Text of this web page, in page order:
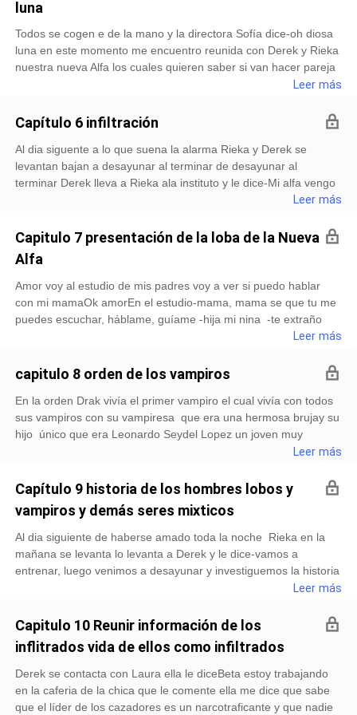
serán por favor siempre cuidaa- Alfa yo siempre la cuidare y
estaré para ellaAlmozaron los 4 juntos el Alfa Mike le dice a
Dereck-Dereck estas preparado para la ceremonia para daerte
el cargo de beta -Si Alfa <
luna
Todos se cogen e de la mano y la directora Sofía dice-oh diosa
luna en este momento me encuentro reunida con Derek y Rieka
nuestra nueva Alfa los cuales quieren saber si van hacer pareja
toda la eternidad ya que toda vía Rieka no ha cumplido los 16
yo la diosa luna les confirmo que van a estar juntos toda la
eternidad y Derek Rieka es tu mate y tu Rieka eres la luna y la
Alfa de Derek y juntos desde ayer tiene que guiar de la mejor
manera a la manada White Wolf y los bendigo por toda la
eternidad, los guiare en cada paso queden recuerda Alfa de
White Wolf que también puedes pedir ayuda a tu madre que es
gracias directora -Rieka puedes tomarte una semana o tener
clases hasta medio dia p
Leer más
Capítulo 6 infiltración
Al dia siguente a lo que suena la alarma Rieka y Derek se
levantan bajan a desayunar al terminar de desayunar al
terminar Derek lleva a Rieka ala instituto y le dice-Mi alfa vengo
por u al medio dia hoy eligire quienes serán los infiltrados yo te
gracias amor recuerda que ellas también son tuyas -si te sientes
triste o tienes ganas de llorar me llamas por el enlace o me
escribes te amo-yo a ti ( se dan un beso apasionado)Rieka se
baja del carro y le dice__-Chao amor cuídate por favor
comunícate conmigo a cada momento-ok princesa me
comunicare contigo en todo momento- te amo preciosaRieka
entra al instituto y Derek fue a reunirse con los mejores
Leer más
Capitulo 7 presentación de la loba de la Nueva
Alfa
Amor voy al estudio de mis padres voy a ver si puedo hablar
con mi mamaOk amorEn el estudio-mama, mama se que tu me
puedes escuchar, háblame, guíame -hija mi nina -te extraño
mama-lo se mi nina, no pudimos despedirnos pro estas
es tu mate -si mama la diosa luna me lo dijo, los extraño que
ustedes no estén conmigo es muy duro - mi princesa has tu
presentación como si estubieramos nosotros-no mama ya a su
mi cargoy necesito tu consejo quiero acabar con los cazadores
quiero unir a todas las manadas y hacer alianza con vampiros,
hadas, magos y brujos- mi nina es una buena idea- qui
Leer más
capitulo 8 orden de los vampiros
En la orden Drak vivía el primer vampiro el cual vivía con todos
sus vampiros con su vampiresa que era una hermosa brujay su
hijo único que era Leonardo Seydel Lopez un joven muy
apuesto de 17 anos el cual desaba encontrar a su tua cantante
academy y desaba ser abogado como lo había sido su madre
antes de conocer a su papa y dirigir el buffe de su mama el
cual era uno de los mejores Pero el no se imaginaba que en
Merlyn academy conocería a su tus cantante que era la
hermosa Alfa hada Rieka la cual ya tenia a sus mate. Pero esto
no seria impedimento para que entre ellos alla una bonita
amistad Narra Leonardo Hoy les dire a mis padres que ire mi
Alany Frtzay la y si no llego a encontrar a mi t
Leer más
Capítulo 9 historia de los hombres lobos y
vampiros y demás seres mixticos
Al dia siguiente de haberse amado toda la noche Rieka en la
mañana se levanta lo levanta a Derek y le dice-vamos a
entrenar, luego venimos a desayunar y investiguemos la historia
de nuestros antepasados, incluso la historia de los vampiros y
historia de nuestros antepasados nos puede contar mi abuelita
que es la mas antigua de la manada-ok mate mio entonces dile
para irle a visitar en la tarde a las 4:00 p.m.-ok amor ya le llamo
y le digo que iremos a esa horaDerek se aleja llama a su
abuelita y le dice que en la tarde ira con Rieka par que le cuente
la historia de los primeros hombres lobos y vampiros, la abuelita
Leer más
Capitulo 10 Reunir información de los
inflitrados vida de ellos como infiltrados
Derek se contacta con Laura ella le diceBeta estoy trabajando
en la caferia de la chica que le comente ella me dice que sabe
que el líder de los cazadores es un narcotraficante y que nadie